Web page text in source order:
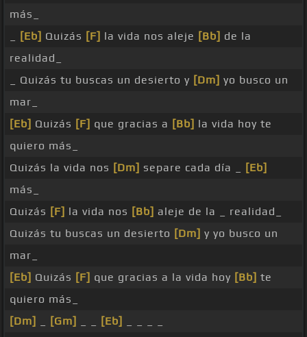
más_
[Eb] Quizás [F] la vida nos aleje [Bb] de la
realidad_
_ Quizás tu buscas un desierto y [Dm] yo busco un
mar_
[Eb] Quizás [F] que gracias a [Bb] la vida hoy te
quiero más_
Quizás la vida nos [Dm] separe cada día _
[Eb]
más_
Quizás [F] la vida nos [Bb] aleje de la _ realidad_
Quizás tu buscas un desierto [Dm] y yo busco un
mar_
[Eb] Quizás [F] que gracias a la vida hoy [Bb] te
quiero más_
[Dm]
[Gm] [Eb]